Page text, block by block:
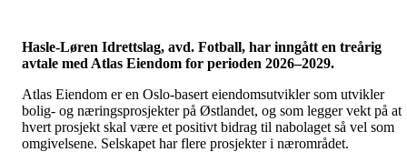
Hasle-Løren Idrettslag, avd. Fotball, har inngått en treårig
avtale med Atlas Eiendom for perioden 2026–2029.
Atlas Eiendom er en Oslo-basert eiendomsutvikler som utvikler
bolig- og næringsprosjekter på Østlandet, og som legger vekt på at
hvert prosjekt skal være et positivt bidrag til nabolaget så vel som
omgivelsene. Selskapet har flere prosjekter i nærområdet.